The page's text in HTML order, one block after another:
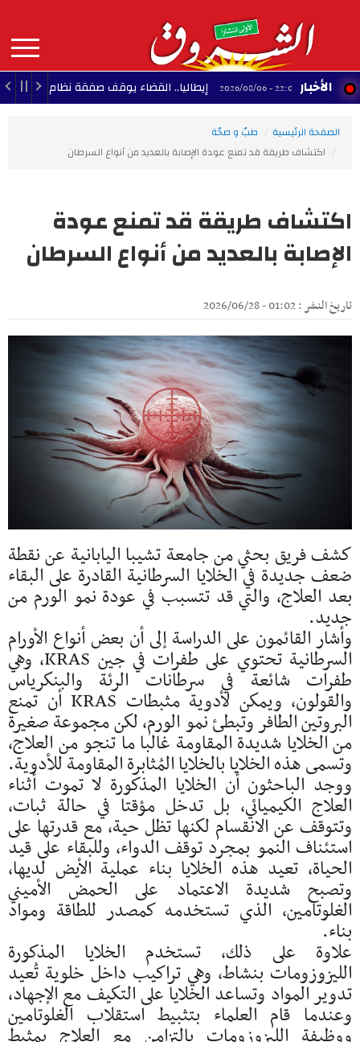
contenu
principal
MAIN
NAVIGATION الأخبار
22:06 - 2026/08/06 إيطاليا.. القضاء يوقف صفقة نظام رادار إسرائيلي
الصفحة الرئيسية
طبّ و صحّة
اكتشاف طريقة قد تمنع عودة الإصابة بالعديد من أنواع السرطان
اكتشاف طريقة قد تمنع عودة
الإصابة بالعديد من أنواع السرطان
تاريخ النشر : 01:02 - 2026/06/28
كشف فريق بحثي من جامعة تشيبا اليابانية عن نقطة
ضعف جديدة في الخلايا السرطانية القادرة على البقاء
بعد العلاج، والتي قد تتسبب في عودة نمو الورم من
جديد.
وأشار القائمون على الدراسة إلى أن بعض أنواع الأورام
السرطانية تحتوي على طفرات في جين KRAS، وهي
طفرات شائعة في سرطانات الرئة والبنكرياس
والقولون، ويمكن لأدوية مثبطات KRAS أن تمنع
البروتين الطافر وتبطئ نمو الورم، لكن مجموعة صغيرة
من الخلايا شديدة المقاومة غالبا ما تنجو من العلاج،
وتسمى هذه الخلايا بالخلايا المُثابرة المقاومة للأدوية.
ووجد الباحثون أن الخلايا المذكورة لا تموت أثناء
العلاج الكيميائي، بل تدخل مؤقتا في حالة ثبات،
وتتوقف عن الانقسام لكنها تظل حية، مع قدرتها على
استئناف النمو بمجرد توقف الدواء، وللبقاء على قيد
الحياة، تعيد هذه الخلايا بناء عملية الأيض لديها،
وتصبح شديدة الاعتماد على الحمض الأميني
الغلوتامين، الذي تستخدمه كمصدر للطاقة ومواد
بناء.
علاوة على ذلك، تستخدم الخلايا المذكورة
الليزوزومات بنشاط، وهي تراكيب داخل خلوية تُعيد
تدوير المواد وتساعد الخلايا على التكيف مع الإجهاد،
وعندما قام العلماء بتثبيط استقلاب الغلوتامين